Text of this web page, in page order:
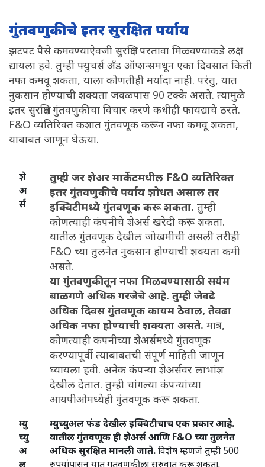
गुंतवणुकीचे इतर सुरक्षित पर्याय
झटपट पैसे कमवण्याऐवजी सुरक्षित परतावा मिळवण्याकडे लक्ष
द्यायला हवे. तुम्ही फ्युचर्स अँड ऑप्शन्समधून एका दिवसात किती
नफा कमवू शकता, याला कोणतीही मर्यादा नाही. परंतु, यात
नुकसान होण्याची शक्यता जवळपास 90 टक्के असते. त्यामुळे
इतर सुरक्षित गुंतवणुकीचा विचार करणे कधीही फायद्याचे ठरते.
F&O व्यतिरिक्त कशात गुंतवणूक करून नफा कमवू शकता,
याबाबत जाणून घेऊया.
शे
अ
र्स
तुम्ही जर शेअर मार्केटमधील F&O व्यतिरिक्त
इतर गुंतवणुकीचे पर्याय शोधत असाल तर
इक्विटीमध्ये गुंतवणूक करू शकता. तुम्ही
कोणत्याही कंपनीचे शेअर्स खरेदी करू शकता.
यातील गुंतवणूक देखील जोखमीची असली तरीही
F&O च्या तुलनेत नुकसान होण्याची शक्यता कमी
असते.
या गुंतवणुकीतून नफा मिळवण्यासाठी सयंम
बाळगणे अधिक गरजेचे आहे. तुम्ही जेवढे
अधिक दिवस गुंतवणूक कायम ठेवाल, तेवढा
अधिक नफा होण्याची शक्यता असते. मात्र,
कोणत्याही कंपनीच्या शेअर्समध्ये गुंतवणूक
करण्यापूर्वी त्याबाबतची संपूर्ण माहिती जाणून
घ्यायला हवी. अनेक कंपन्या शेअर्सवर लाभांश
देखील देतात. तुम्ही चांगल्या कंपन्यांच्या
आयपीओमध्येही गुंतवणूक करू शकता.
म्यु
च्यु
अ
म्युच्युअल फंड देखील इक्विटीचाच एक प्रकार आहे.
यातील गुंतवणूक ही शेअर्स आणि F&O च्या तुलनेत
अधिक सुरक्षित मानली जाते.विशेष म्हणजे तुम्ही 500